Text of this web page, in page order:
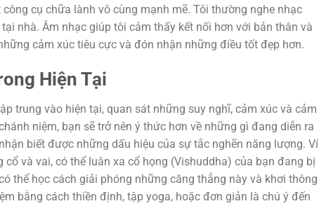
cụ chữa lành vô cùng mạnh mẽ. Tôi thường nghe nhạc
nhà. Âm nhạc giúp tôi cảm thấy kết nối hơn với bản thân và
cảm xúc tiêu cực và đón nhận những điều tốt đẹp hơn.
Hiện Tại
trung vào hiện tại, quan sát những suy nghĩ, cảm xúc và cảm
niệm, bạn sẽ trở nên ý thức hơn về những gì đang diễn ra
biết được những dấu hiệu của sự tắc nghẽn năng lượng. Ví
và vai, có thể luân xa cổ họng (Vishuddha) của bạn đang bị
thể học cách giải phóng những căng thẳng này và khơi thông
bằng cách thiền định, tập yoga, hoặc đơn giản là chú ý đến